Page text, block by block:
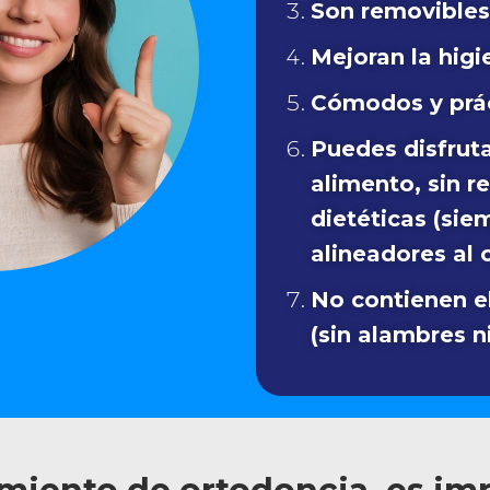
Son
Mejoran la
Cómodos y
Puedes
alimento, sin
dietéticas
alineadores al
No contienen
(sin alambres